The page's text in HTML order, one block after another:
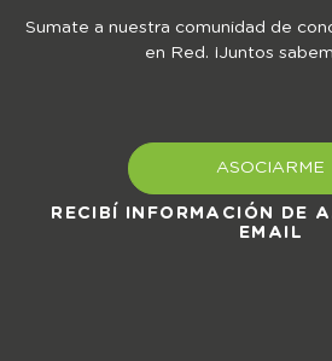
Sumate a nuestra comunidad de
en Red. ¡Juntos
ASOCIARME
RECIBÍ INFORMACIÓN DE
EMAIL